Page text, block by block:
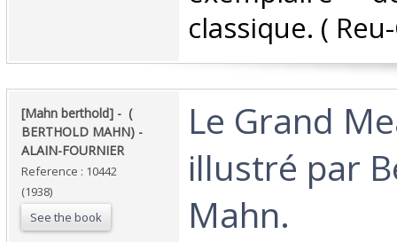
classique. (
‎[Mahn berthold] - ‎ ‎(
BERTHOLD MAHN) -
ALAIN-FOURNIER‎
Reference : 10442
(1938)
See the book
‎Le Grand
illustré par
Mahn.‎